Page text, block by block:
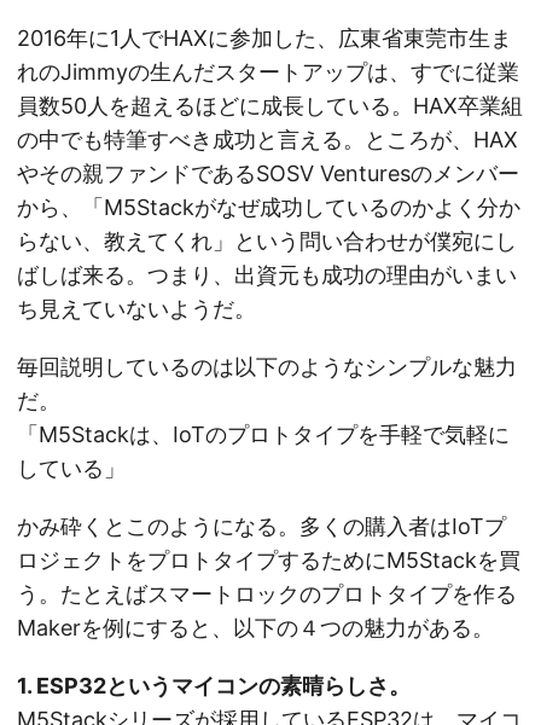
2016年に1人でHAXに参加した、広東省東莞市生ま
れのJimmyの生んだスタートアップは、すでに従業
員数50人を超えるほどに成長している。HAX卒業組
の中でも特筆すべき成功と言える。ところが、HAX
やその親ファンドであるSOSV Venturesのメンバー
から、「M5Stackがなぜ成功しているのかよく分か
らない、教えてくれ」という問い合わせが僕宛にし
ばしば来る。つまり、出資元も成功の理由がいまい
ち見えていないようだ。
毎回説明しているのは以下のようなシンプルな魅力
だ。
「M5Stackは、IoTのプロトタイプを手軽で気軽に
している」
かみ砕くとこのようになる。多くの購入者はIoTプ
ロジェクトをプロトタイプするためにM5Stackを買
う。たとえばスマートロックのプロトタイプを作る
Makerを例にすると、以下の４つの魅力がある。
1. ESP32というマイコンの素晴らしさ。
M5Stackシリーズが採用しているESP32は、マイコ